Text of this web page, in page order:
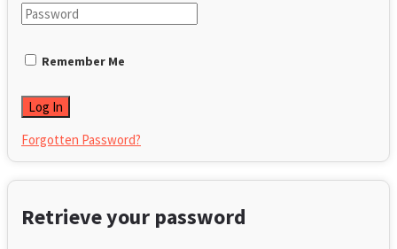
Remember Me
Forgotten Password?
Retrieve your password